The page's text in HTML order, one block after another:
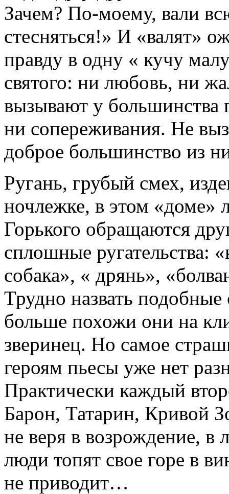
Зачем? По-моему, вали
стесняться!» И «валят»
правду в одну « кучу
святого: ни любовь, ни
вызывают у большинства
ни сопереживания. Не
доброе большинство из
Ругань, грубый смех,
ночлежке, в этом
Горького обращаются
сплошные ругательства:
собака», « дрянь»,
Трудно назвать
больше похожи они на
зверинец. Но самое
героям пьесы уже нет
Практически каждый
Барон, Татарин, Кривой
не веря в возрождение,
люди топят свое горе в
не приводит…